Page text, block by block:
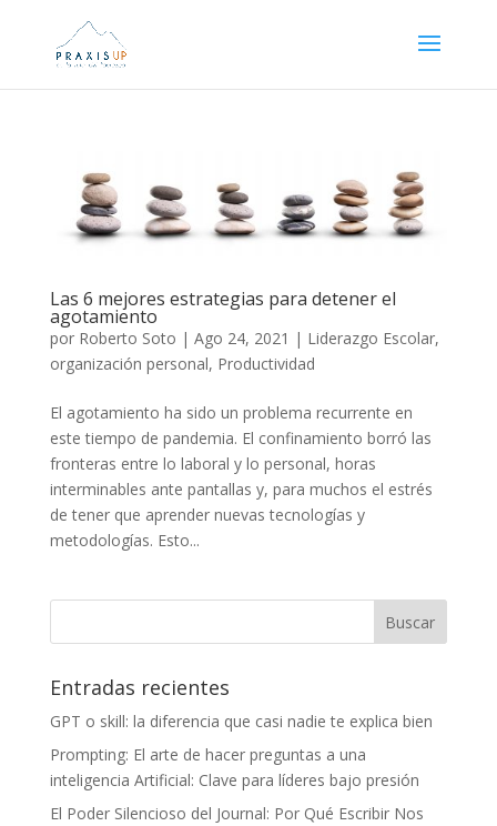
Las 6 mejores estrategias para detener el
agotamiento
por Roberto Soto | Ago 24, 2021 | Liderazgo Escolar,
organización personal, Productividad
El agotamiento ha sido un problema recurrente en
este tiempo de pandemia. El confinamiento borró las
fronteras entre lo laboral y lo personal, horas
interminables ante pantallas y, para muchos el estrés
de tener que aprender nuevas tecnologías y
metodologías. Esto...
Entradas recientes
GPT o skill: la diferencia que casi nadie te explica bien
Prompting: El arte de hacer preguntas a una
inteligencia Artificial: Clave para líderes bajo presión
El Poder Silencioso del Journal: Por Qué Escribir Nos